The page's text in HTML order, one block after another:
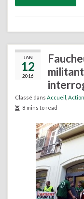
JAN
12
2016
Classé dans Accueil Action
8 mins to read